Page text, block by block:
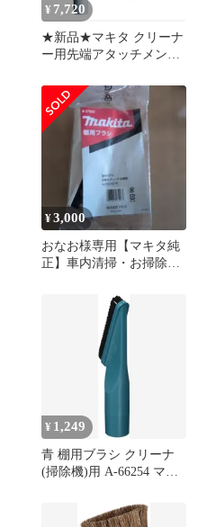
¥ 7,720
★新品★マキタ クリーナ
ー用先端アタッチメント
セット ラウンドブラシ
A-65947 + 棚ブラシ A-
65931 + フレキシブルホ
ース A-65925 + じゅうた
んノズルDX A-59950
ab89bd89
¥3,000
おなお様専用【マキタ純
正】車内清掃・お掃除3
¥ 1,249
青 棚用ブラシ クリーナ
(掃除機)用 A-66254 マキ